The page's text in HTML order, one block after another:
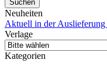
Neuheiten
Aktuell in der Auslieferung
Verlage
Kategorien